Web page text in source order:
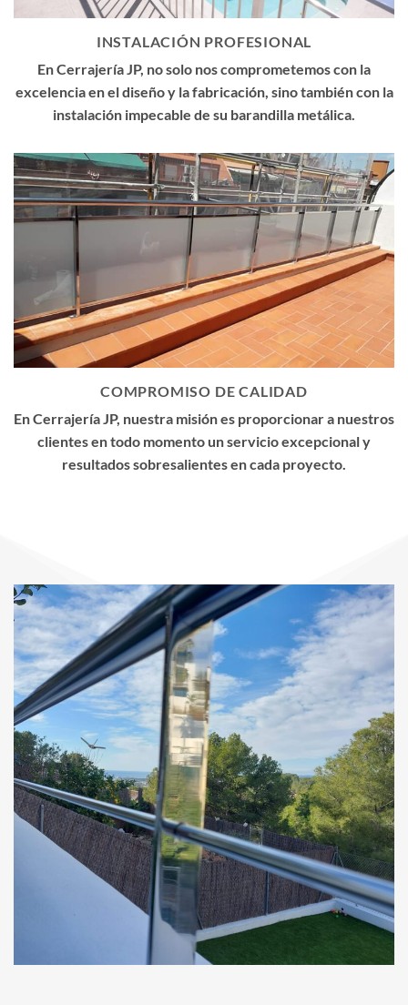
INSTALACIÓN PROFESIONAL
En Cerrajería JP, no solo nos comprometemos con la
excelencia en el diseño y la fabricación, sino también con la
instalación impecable de su barandilla metálica.
COMPROMISO DE CALIDAD
En Cerrajería JP, nuestra misión es proporcionar a nuestros
clientes en todo momento un servicio excepcional y
resultados sobresalientes en cada proyecto.